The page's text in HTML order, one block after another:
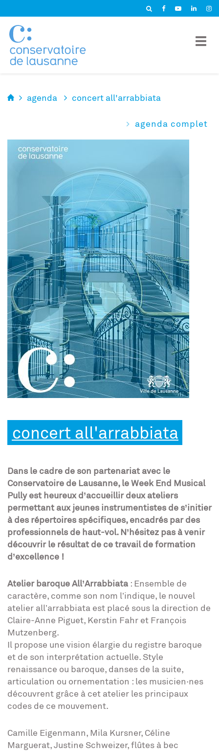
agenda concert all'arrabbiata
agenda complet
concert all'arrabbiata
Dans le cadre de son partenariat avec le
Conservatoire de Lausanne, le Week End Musical
Pully est heureux d’accueillir deux ateliers
permettant aux jeunes instrumentistes de s’initier
à des répertoires spécifiques, encadrés par des
professionnels de haut-vol. N’hésitez pas à venir
découvrir le résultat de ce travail de formation
d’excellence !
Atelier baroque All’Arrabbiata : Ensemble de
caractère, comme son nom l’indique, le nouvel
atelier all’arrabbiata est placé sous la direction de
Claire-Anne Piguet, Kerstin Fahr et François
Mutzenberg.
Il propose une vision élargie du registre baroque
et de son interprétation actuelle. Style
renaissance ou baroque, danses de la suite,
articulation ou ornementation : les musicien·nes
découvrent grâce à cet atelier les principaux
codes de ce mouvement.
Camille Eigenmann, Mila Kursner, Céline
Marguerat, Justine Schweizer, flûtes à bec